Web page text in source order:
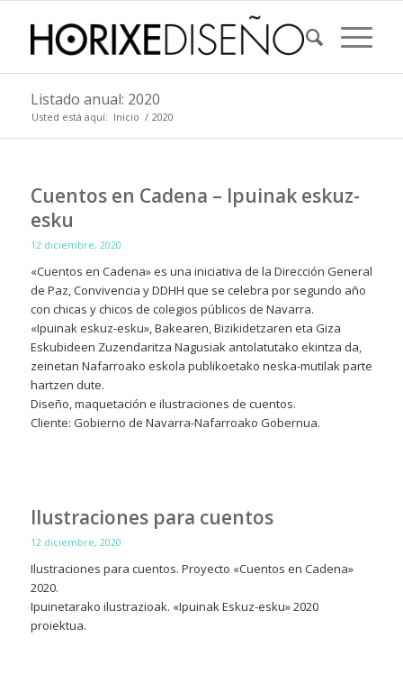
Listado anual: 2020
Usted está aquí: Inicio / 2020
Cuentos en Cadena – Ipuinak eskuz-
esku
12 diciembre, 2020
«Cuentos en Cadena» es una iniciativa de la Dirección General
de Paz, Convivencia y DDHH que se celebra por segundo año
con chicas y chicos de colegios públicos de Navarra.
«Ipuinak eskuz-esku», Bakearen, Bizikidetzaren eta Giza
Eskubideen Zuzendaritza Nagusiak antolatutako ekintza da,
zeinetan Nafarroako eskola publikoetako neska-mutilak parte
hartzen dute.
Diseño, maquetación e ilustraciones de cuentos.
Cliente: Gobierno de Navarra-Nafarroako Gobernua.
Ilustraciones para cuentos
12 diciembre, 2020
Ilustraciones para cuentos. Proyecto «Cuentos en Cadena»
2020.
Ipuinetarako ilustrazioak. «Ipuinak Eskuz-esku» 2020
proiektua.